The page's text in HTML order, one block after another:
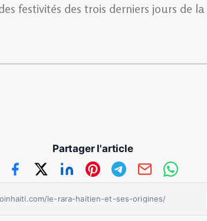
festivités des trois derniers jours de la
Partager l'article
le-rara-haitien-et-ses-origines/